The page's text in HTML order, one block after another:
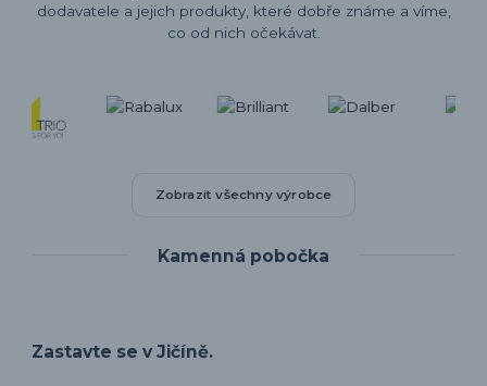
dodavatele a jejich produkty, které dobře známe a víme,
co od nich očekávat.
Zobrazit všechny výrobce
Kamenná pobočka
Zastavte se v Jičíně.